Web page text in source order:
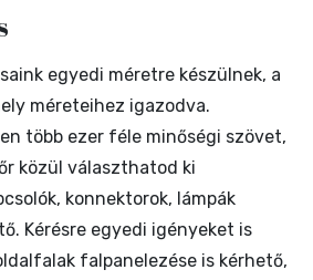
egyedi méretre készülnek, a
méreteihez igazodva.
több ezer féle minőségi szövet,
közül választhatod ki
konnektorok, lámpák
Kérésre egyedi igényeket is
falpanelezése is kérhető,